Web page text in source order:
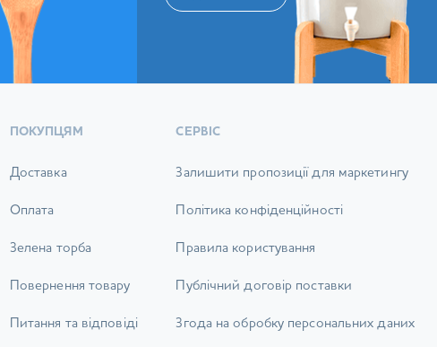
ПОКУПЦЯМ
Доставка
Оплата
Зелена торба
Повернення товару
Питання та відповіді
СЕРВІС
Залишити пропозиції для маркетингу
Політика конфіденційності
Правила користування
Публічний договір поставки
Згода на обробку персональних даних